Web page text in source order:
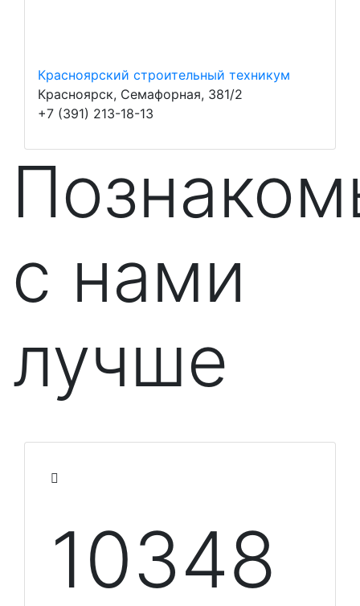
Красноярский строительный техникум
Красноярск, Семафорная, 381/2
+7 (391) 213-18-13
с нами
лучше
10348